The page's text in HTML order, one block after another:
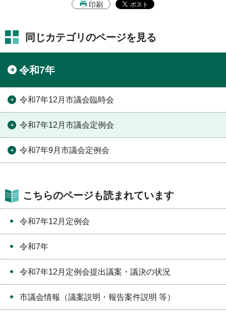
印刷
同じカテゴリのページを見る
令和7年
令和7年12月市議会臨時会
令和7年12月市議会定例会
令和7年9月市議会定例会
こちらのページも読まれています
令和7年12月定例会
令和7年
令和7年12月定例会提出議案・議決の状況
市議会情報（議案説明・報告案件説明 等）